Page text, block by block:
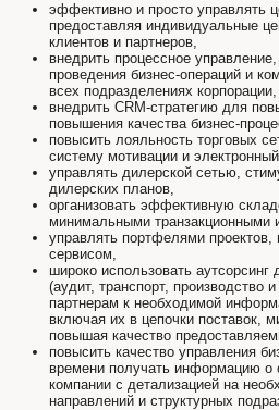
эффективно и просто управлять
предоставляя индивидуальные
клиентов и партнеров,
внедрить процессное
проведения бизнес-операций и
всех подразделениях корпорации,
внедрить CRM-стратегию для
повышения качества бизнес-
повысить лояльность торговых
систему мотивации и
управлять дилерской сетью,
дилерских планов,
организовать эффективную
минимальными транзакционными
управлять портфелями проектов,
сервисом,
широко использовать
(аудит, транспорт, производство
партнерам к необходимой
включая их в цепочки поставок,
повышая качество
повысить качество управления
времени получать информацию о
компании с детализацией на
направлений и структурных